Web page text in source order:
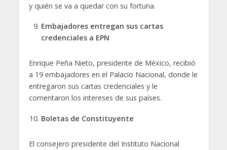
y quién se va a quedar con su fortuna.
Embajadores entregan sus cartas
credenciales a EPN
Enrique Peña Nieto, presidente de México, recibió
a 19 embajadores en el Palacio Nacional, donde le
entregaron sus cartas credenciales y le
comentaron los intereses de sus países.
Boletas de Constituyente
El consejero presidente del Instituto Nacional